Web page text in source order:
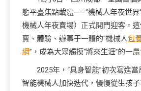
態平臺焦點載體——“機械人年夜世界
機械人年夜賣場）正式開門迎客。
賣、體驗、辦事于一體的“機械人包
網”，成為大眾觸摸“將來生涯”的一扇
2025年，“具身智能”初次寫進
智能機械人加快迭代，慢慢從生孩